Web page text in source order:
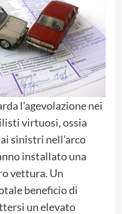
l’agevolazione nei
virtuosi, ossia
sinistri nell’arco
installato una
vettura. Un
beneficio di
un elevato